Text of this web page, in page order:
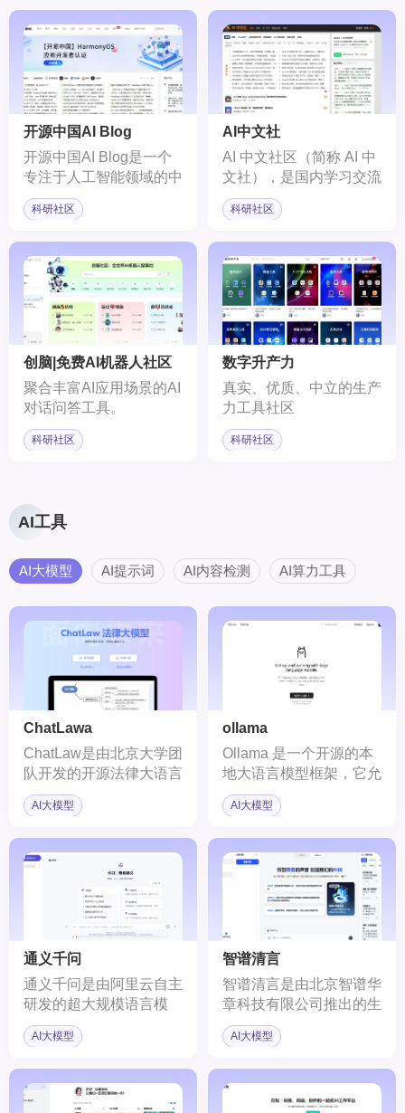
开源中国AI Blog
开源中国AI Blog是一个
专注于人工智能领域的中
文开源技术交流社区。它
为IT开发者提供了一个发
术的平台，涵盖了从软件
下载到技术分享的全方位
服务。
科研社区
AI中文社
AI 中文社区（简称 AI 中
文社），是国内学习交流
AI人工智能技术的中文社
区网站，这里可获取及贡
我们追求自由、简洁、纯
粹、分享的多元化人工智
能社区。
科研社区
创脑|免费AI机器人社区
聚合丰富AI应用场景的AI
对话问答工具。
科研社区
数字升产力
真实、优质、中立的生产
力工具社区
科研社区
AI工具
AI大模型 AI提示词 AI内容检测 AI算力工具
ChatLawa
ChatLaw是由北京大学团
队开发的开源法律大语言
模型（LLM），旨在通过
结合法律领域特定的数据
律问题处理的准确性和效
AI大模型
ollama
Ollama 是一个开源的本
地大语言模型框架，它允
许用户在本地机器上运
行、管理和使用大型语言
AI大模型
通义千问
通义千问是由阿里云自主
研发的超大规模语言模
型，它具备理解和分析用
户输入的自然语言的能
中为用户提供服务和帮
助。通义千问旨在通过其
AI大模型
智谱清言
智谱清言是由北京智谱华
章科技有限公司推出的生
成式AI助手。它基于智谱
AI自主研发的中英双语对
万亿字符的文本与代码预
训练，并采用有监督微调
AI大模型